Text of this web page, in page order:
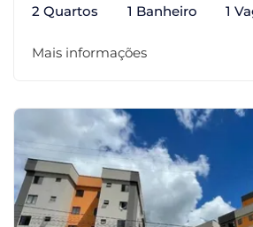
2 Quartos 1 Banheiro 1
Mais informações